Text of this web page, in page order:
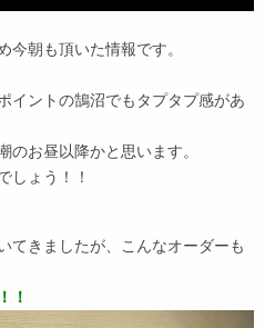
今朝も頂いた情報です。
イントの鵠沼でもタプタプ感があ
のお昼以降かと思います。
しょう！！
てきましたが、こんなオーダーも
！